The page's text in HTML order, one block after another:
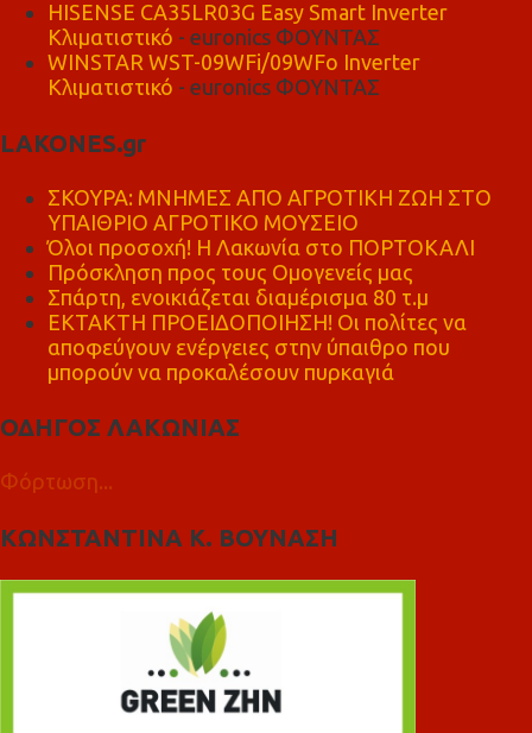
HISENSE CA35LR03G Easy Smart Inverter
Κλιματιστικό - euronics ΦΟΥΝΤΑΣ
WINSTAR WST-09WFi/09WFo Inverter
Κλιματιστικό - euronics ΦΟΥΝΤΑΣ
LAKONES.gr
ΣΚΟΥΡΑ: ΜΝΗΜΕΣ ΑΠΟ ΑΓΡΟΤΙΚΗ ΖΩΗ ΣΤΟ
ΥΠΑΙΘΡΙΟ ΑΓΡΟΤΙΚΟ ΜΟΥΣΕΙΟ
Όλοι προσοχή! Η Λακωνία στο ΠΟΡΤΟΚΑΛΙ
Πρόσκληση προς τους Ομογενείς μας
Σπάρτη, ενοικιάζεται διαμέρισμα 80 τ.μ
ΕΚΤΑΚΤΗ ΠΡΟΕΙΔΟΠΟΙΗΣΗ! Οι πολίτες να
αποφεύγουν ενέργειες στην ύπαιθρο που
μπορούν να προκαλέσουν πυρκαγιά
ΟΔΗΓΟΣ ΛΑΚΩΝΙΑΣ
Φόρτωση...
ΚΩΝΣΤΑΝΤΙΝΑ Κ. ΒΟΥΝΑΣΗ